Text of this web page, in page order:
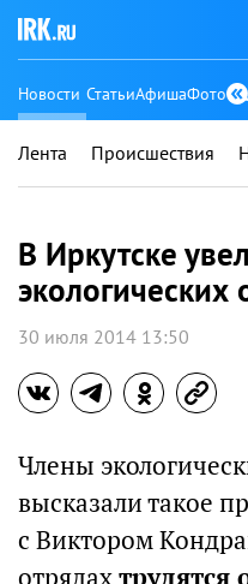
Новости СтатьиАфишаФото
Лента Происшествия
В Иркутске
экологических
30 июля 2014 13:50
Члены
высказали такое
с Виктором
отрядахтрудятся